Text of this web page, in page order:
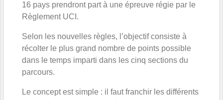
16 pays prendront part à une épreuve régie par le
Règlement UCI.
Selon les nouvelles règles, l’objectif consiste à
récolter le plus grand nombre de points possible
dans le temps imparti dans les cinq sections du
parcours.
Le concept est simple : il faut franchir les différents